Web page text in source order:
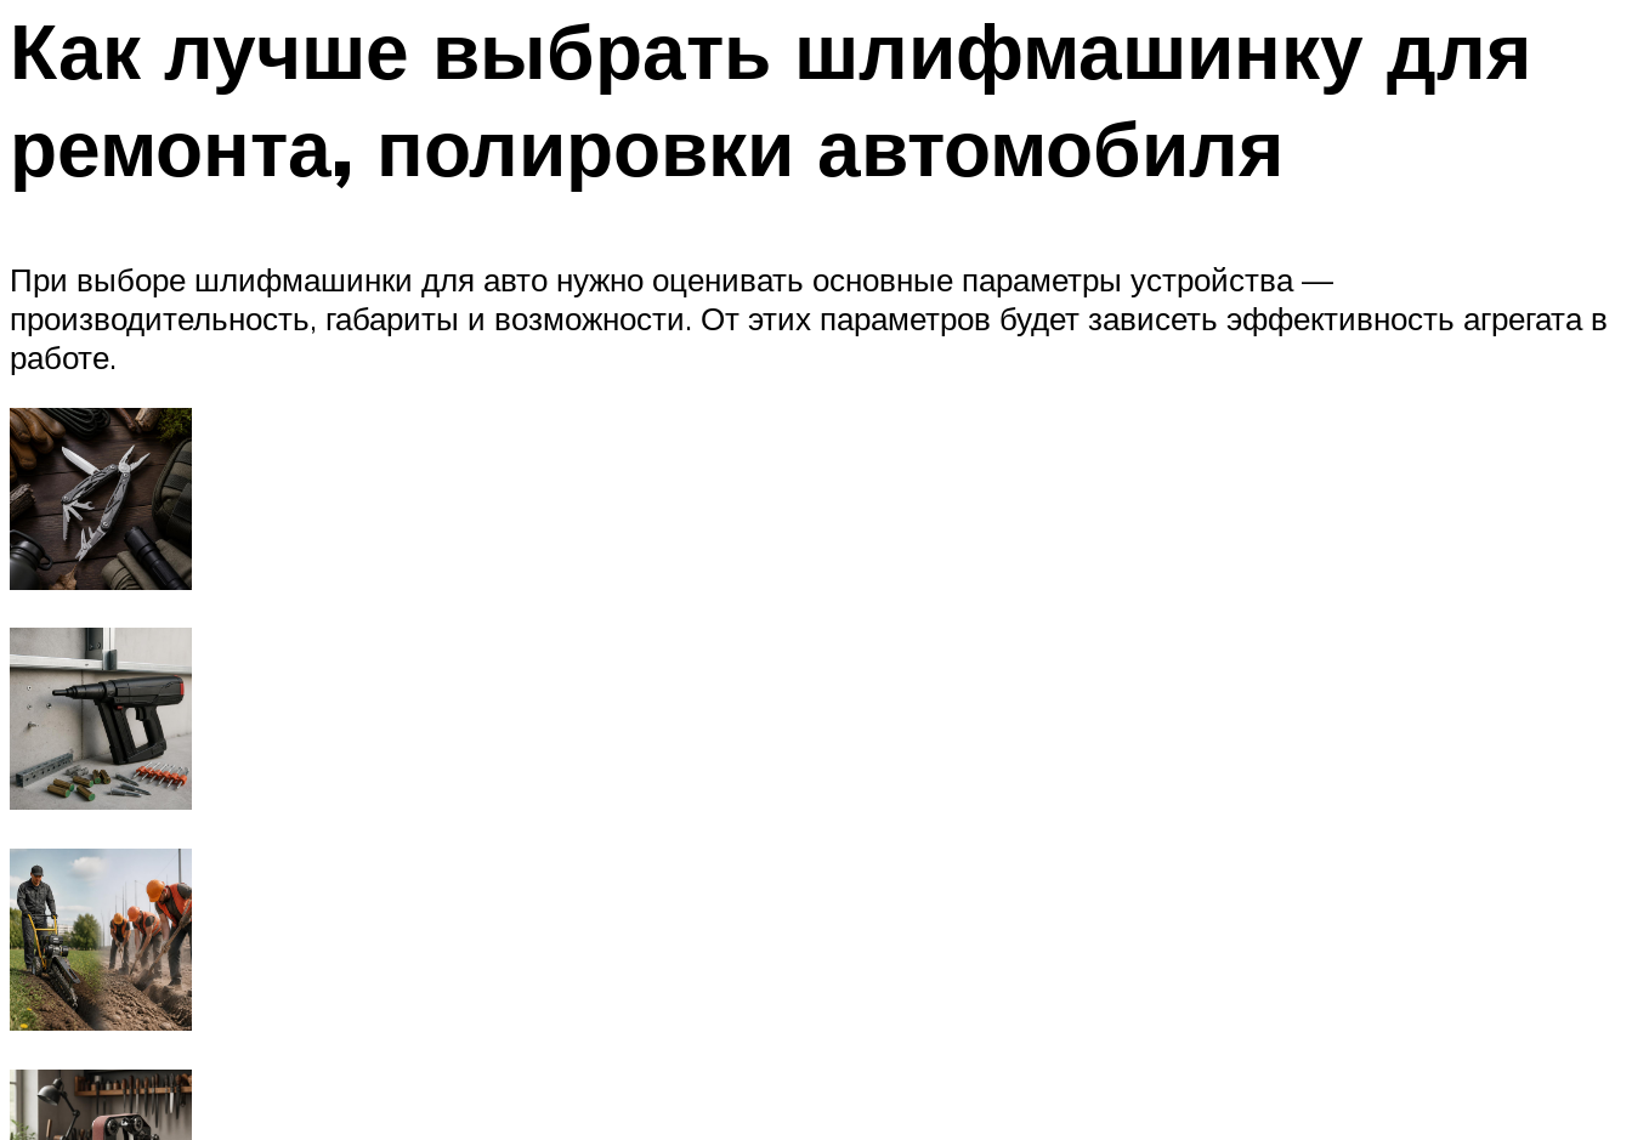
Как лучше выбрать шлифмашинку для
ремонта, полировки автомобиля
При выборе шлифмашинки для авто нужно оценивать основные параметры устройства —
производительность, габариты и возможности. От этих параметров будет зависеть эффективность агрегата в
работе.